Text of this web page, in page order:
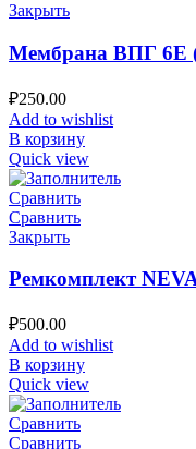
Закрыть
Мембрана ВПГ 6Е
₽250.00
Add to wishlist
В корзину
Quick view
Сравнить
Сравнить
Закрыть
Ремкомплект NEVA
₽500.00
Add to wishlist
В корзину
Quick view
Сравнить
Сравнить